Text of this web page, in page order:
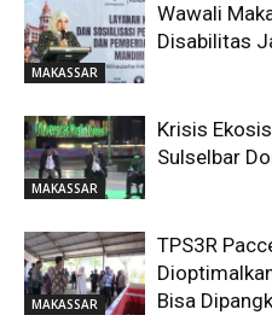
MAKASSAR
Wawali
Disabilitas
MAKASSAR
Krisis
Sulselbar
MAKASSAR
TPS3R
Bisa